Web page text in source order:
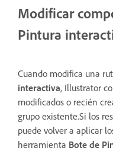
Modificar
Pintura
Cuando modifica una
interactiva, Illustrator
modificados o recién
grupo existente.Si los
puede volver a aplicar
herramienta Bote de